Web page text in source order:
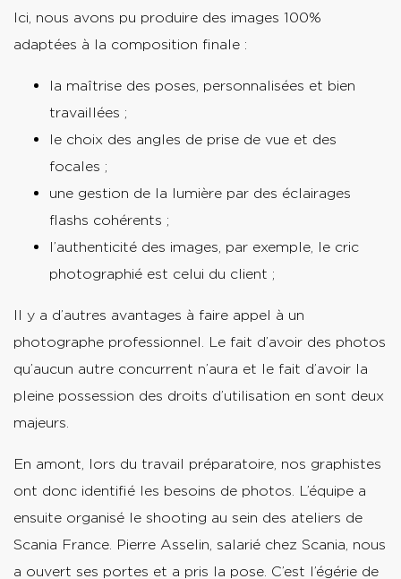
Ici, nous avons pu produire des images 100%
adaptées à la composition finale :
la maîtrise des poses, personnalisées et bien
travaillées ;
le choix des angles de prise de vue et des
focales ;
une gestion de la lumière par des éclairages
flashs cohérents ;
l’authenticité des images, par exemple, le cric
photographié est celui du client ;
Il y a d’autres avantages à faire appel à un
photographe professionnel. Le fait d’avoir des photos
qu’aucun autre concurrent n’aura et le fait d’avoir la
pleine possession des droits d’utilisation en sont deux
majeurs.
En amont, lors du travail préparatoire, nos graphistes
ont donc identifié les besoins de photos. L’équipe a
ensuite organisé le shooting au sein des ateliers de
Scania France. Pierre Asselin, salarié chez Scania, nous
a ouvert ses portes et a pris la pose. C’est l’égérie de